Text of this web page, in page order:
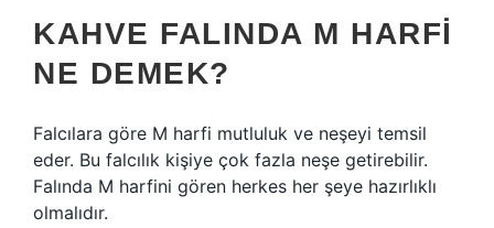
KAHVE FALINDA M HARFI
NE DEMEK?
Falcılara göre M harfi mutluluk ve neşeyi temsil
eder. Bu falcılık kişiye çok fazla neşe getirebilir.
Falında M harfini gören herkes her şeye hazırlıklı
olmalıdır.